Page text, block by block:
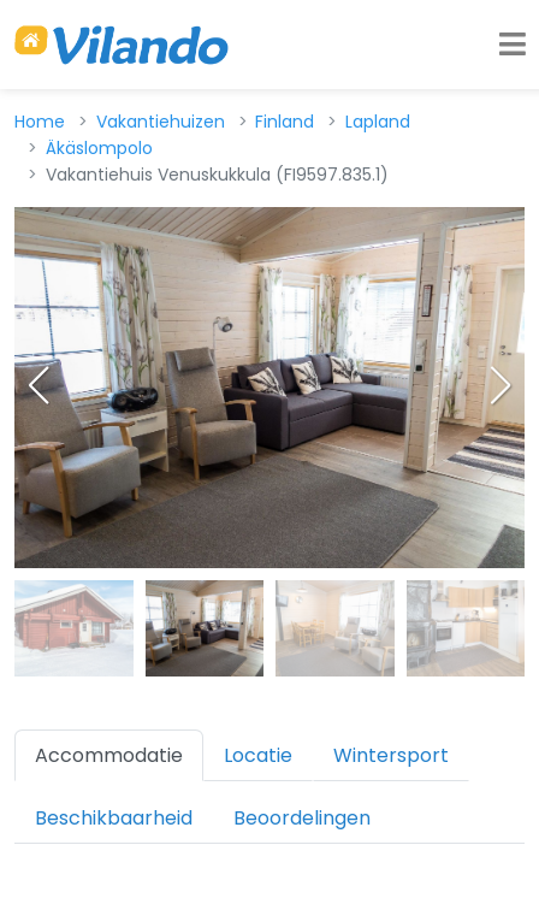
Home Vakantiehuizen Finland
Lapland
Äkäslompolo
Vakantiehuis Venuskukkula (FI9597.835.1)
Accommodatie Locatie Wintersport
Beschikbaarheid Beoordelingen